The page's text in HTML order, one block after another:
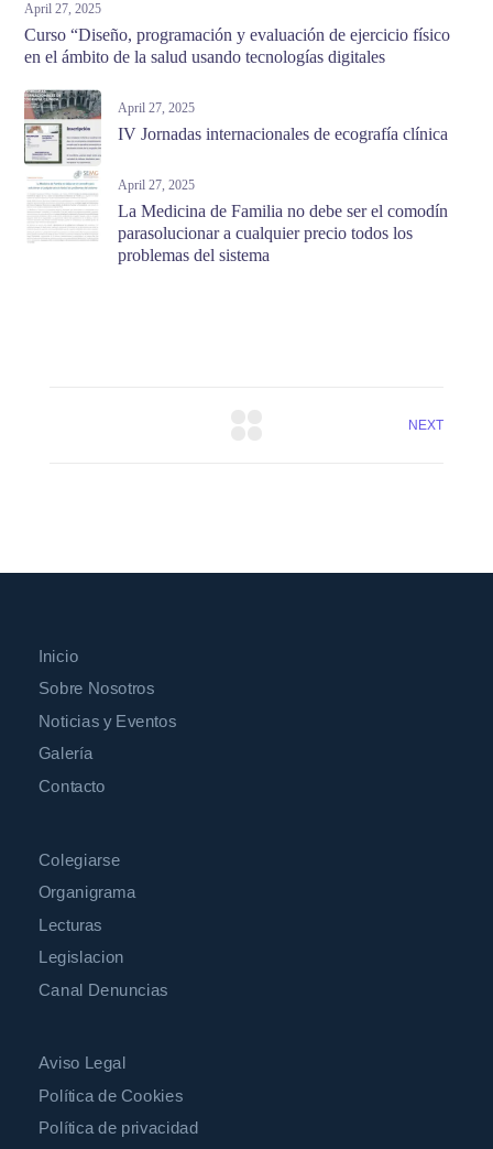
April 27, 2025
Curso “Diseño, programación y evaluación de ejercicio físico
en el ámbito de la salud usando tecnologías digitales
April 27, 2025
IV Jornadas internacionales de ecografía clínica
April 27, 2025
La Medicina de Familia no debe ser el comodín
parasolucionar a cualquier precio todos los
problemas del sistema
NEXT
Inicio
Sobre Nosotros
Noticias y Eventos
Galería
Contacto
Colegiarse
Organigrama
Lecturas
Legislacion
Canal Denuncias
Aviso Legal
Política de Cookies
Política de privacidad